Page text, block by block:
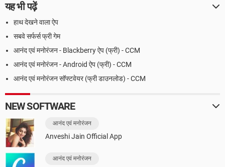
यह भी पढ़ें
हाथ देखने वाला ऐप
सबवे सर्फर्स फ्री गेम
आनंद एवं मनोरंजन - Blackberry ऐप (फ्री) - CCM
आनंद एवं मनोरंजन - Android ऐप (फ्री) - CCM
आनंद एवं मनोरंजन सॉफ्टवेयर (फ्री डाउनलोड) - CCM
NEW SOFTWARE
आनंद एवं मनोरंजन
Anveshi Jain Official App
आनंद एवं मनोरंजन